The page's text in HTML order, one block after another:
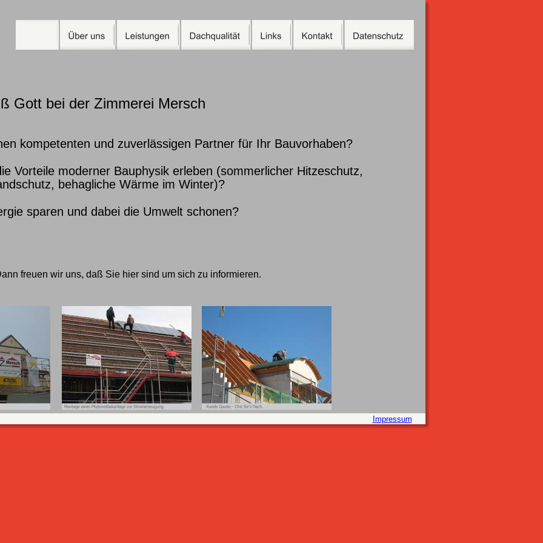
kompetenten und zuverlässigen Partner für Ihr Bauvorhaben?
Vorteile moderner Bauphysik erleben (sommerlicher Hitzeschutz,
behagliche Wärme im Winter)?
sparen und dabei die Umwelt schonen?
freuen wir uns, daß Sie hier sind um sich zu informieren.
Gott bei der Zimmerei Mersch
Impressum